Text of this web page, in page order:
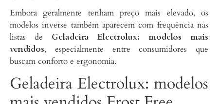
Embora geralmente tenham preço mais elevado, os
modelos inverse também aparecem com frequência nas
listas de Geladeira Electrolux: modelos mais
vendidos, especialmente entre consumidores que
buscam conforto e ergonomia.
Geladeira Electrolux: modelos